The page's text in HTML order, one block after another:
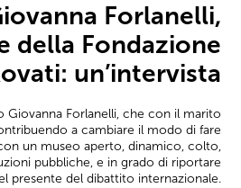
Forlanelli,
della Fondazione
un’intervista
Giovanna Forlanelli, che con il marito
a cambiare il modo di fare
un museo aperto, dinamico, colto,
pubbliche, e in grado di riportare
presente del dibattito internazionale.